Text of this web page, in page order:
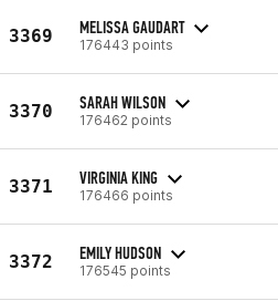
3369 MELISSA GAUDART
176443 points
3370 SARAH WILSON
176462 points
3371 VIRGINIA KING
176466 points
3372 EMILY HUDSON
176545 points